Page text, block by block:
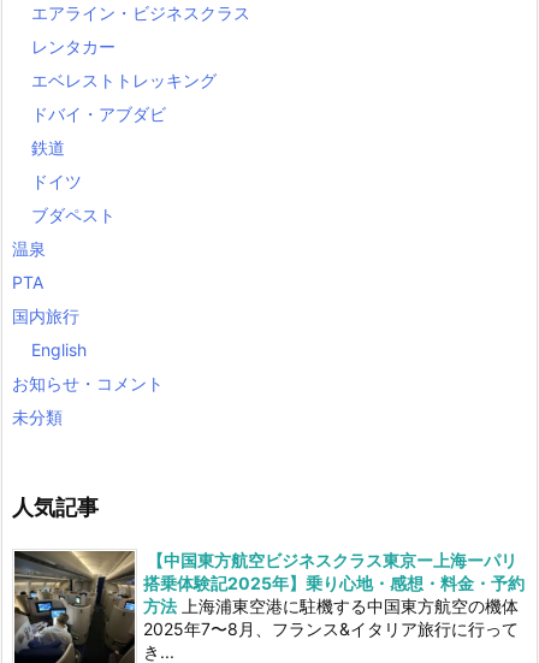
エアライン・ビジネスクラス
レンタカー
エベレストトレッキング
ドバイ・アブダビ
鉄道
ドイツ
ブダペスト
温泉
PTA
国内旅行
English
お知らせ・コメント
未分類
人気記事
【中国東方航空ビジネスクラス東京ー上海ーパリ
搭乗体験記2025年】乗り心地・感想・料金・予約
方法 上海浦東空港に駐機する中国東方航空の機体
2025年7〜8月、フランス&イタリア旅行に行って
き...